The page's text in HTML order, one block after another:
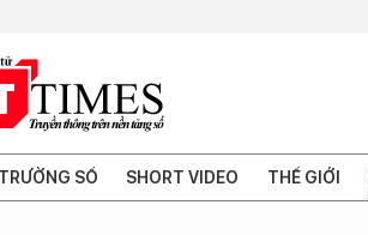
SỐ SHORT VIDEO THẾ GIỚI